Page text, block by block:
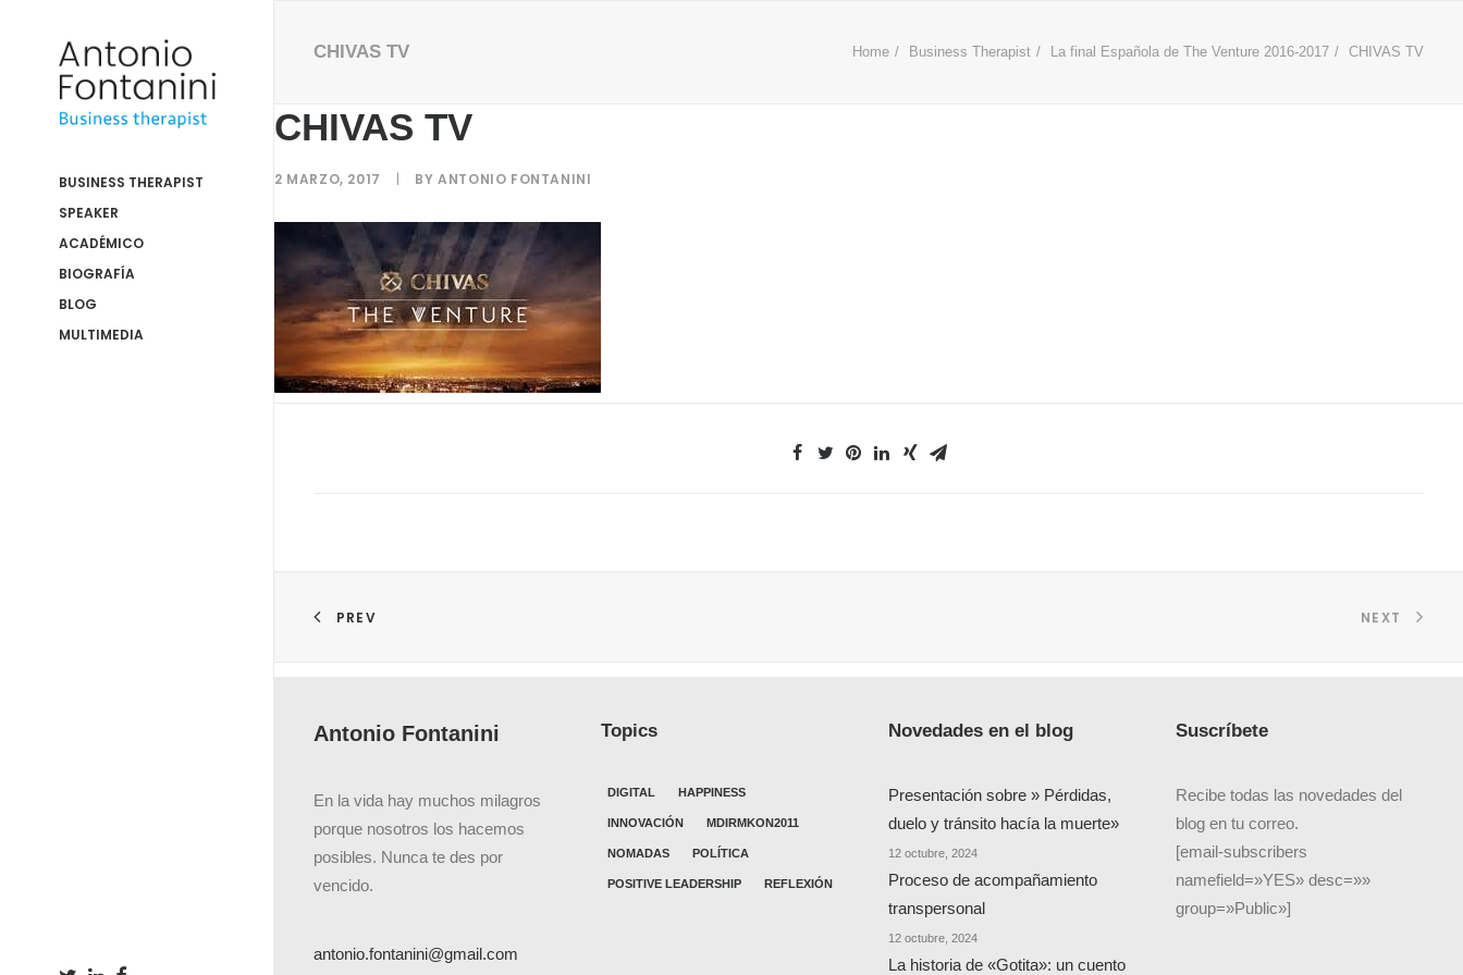
BUSINESS THERAPIST
SPEAKER
ACADÉMICO
BIOGRAFÍA
BLOG
MULTIMEDIA
CHIVAS TV Home Business Therapist La final Española de The Venture 2016-2017 CHIVAS TV
CHIVAS TV
2 MARZO, 2017 | BYANTONIO FONTANINI
PREV NEXT
Antonio Fontanini
En la vida hay muchos milagros
porque nosotros los hacemos
posibles. Nunca te des por
vencido.
antonio.fontanini@gmail.com
Topics
DIGITAL HAPPINESS
INNOVACIÓN MDIRMKON2011
NOMADAS POLÍTICA
POSITIVE LEADERSHIP REFLEXIÓN
Novedades en el blog
Presentación sobre » Pérdidas,
duelo y tránsito hacía la muerte»
12 octubre, 2024
Proceso de acompañamiento
transpersonal
12 octubre, 2024
La historia de «Gotita»: un cuento
Suscríbete
Recibe todas las novedades del
blog en tu correo.
[email-subscribers
namefield=»YES» desc=»»
group=»Public»]